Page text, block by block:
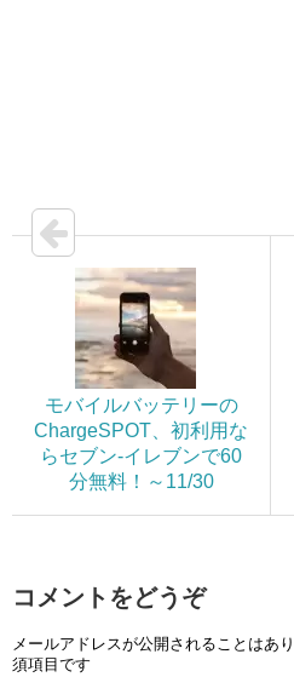
モバイルバッテリーの
ChargeSPOT、初利用な
らセブン-イレブンで60
分無料！～11/30
コメントをどうぞ
メールアドレスが公開されることはあり
須項目です